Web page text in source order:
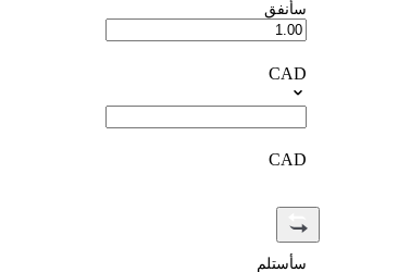
سأنفق
CAD
CAD
سأستلم